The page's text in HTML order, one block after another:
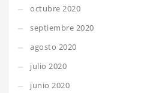
octubre 2020
septiembre 2020
agosto 2020
julio 2020
junio 2020